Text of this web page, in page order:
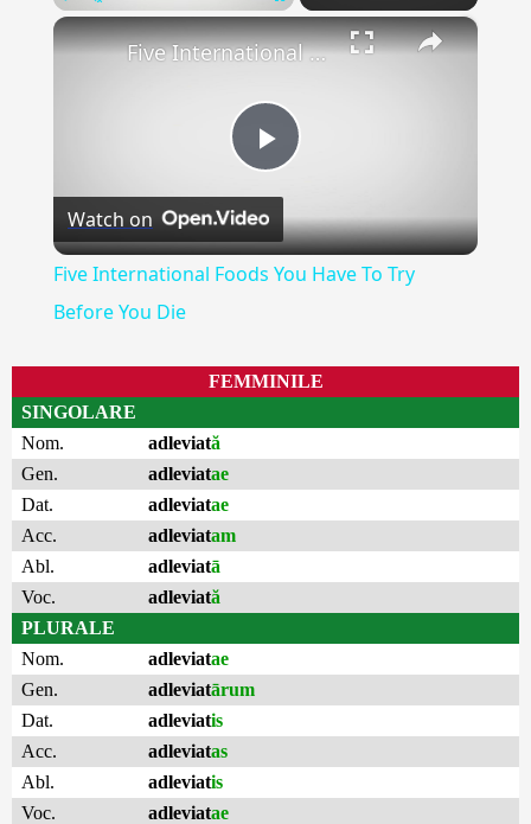
×
Play
Video
Five International Foods You Have To Try Before You Die
Watch on
Five International Foods You Have To Try
Before You Die
FEMMINILE
SINGOLARE
Nom.
adleviată
Gen.
adleviatae
Dat.
adleviatae
Acc.
adleviatam
Abl.
adleviatā
Voc.
adleviată
PLURALE
Nom.
adleviatae
Gen.
adleviatārum
Dat.
adleviatis
Acc.
adleviatas
Abl.
adleviatis
Voc.
adleviatae